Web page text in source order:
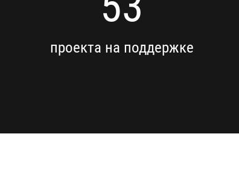
проекта на поддержке